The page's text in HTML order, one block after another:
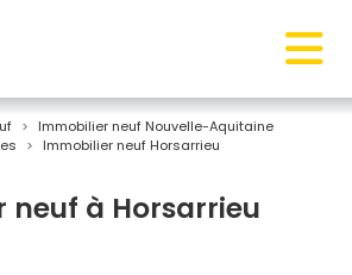
Immobilier neuf Nouvelle-Aquitaine
Immobilier neuf Horsarrieu
neuf à Horsarrieu